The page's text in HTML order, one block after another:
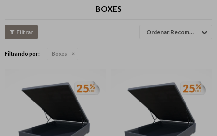
BOXES
Recomendados
Filtrando por: Boxes